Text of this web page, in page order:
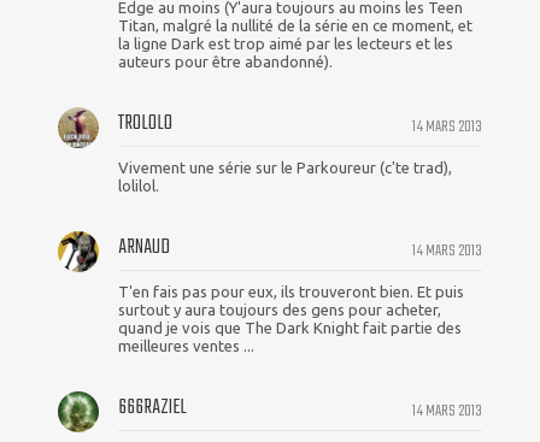
Edge au moins (Y'aura toujours au moins les Teen
Titan, malgré la nullité de la série en ce moment, et
la ligne Dark est trop aimé par les lecteurs et les
auteurs pour être abandonné).
14 MARS 2013
TROLOLO
Vivement une série sur le Parkoureur (c'te trad),
lolilol.
14 MARS 2013
ARNAUD
T'en fais pas pour eux, ils trouveront bien. Et puis
surtout y aura toujours des gens pour acheter,
quand je vois que The Dark Knight fait partie des
meilleures ventes ...
14 MARS 2013
666RAZIEL